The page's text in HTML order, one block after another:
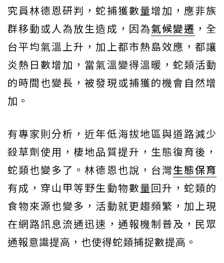
究員林德恩研判，蛇捕獲數量增加，應非族
群移動或人為放生造成，因為氣候變遷 ，全
台平均氣溫上升，加上都市熱島效應，都讓
炎熱日數增加，當氣溫變得溫暖，蛇類活動
的時間也變長，被發現或捕獲的機會自然增
加。
有專家則分析，近年低海拔地區與道路減少
殺草劑使用，棲地品質提升，生態復育後，
蛇類也變多了。林德恩也說，台灣生態保育
有成，穿山甲等野生動物數量回升，蛇類的
食物來源也變多，活動就更趨頻繁，加上現
在網路訊息流通迅速，通報機制普及，民眾
通報意識提高，也使得蛇類捕捉數提高。